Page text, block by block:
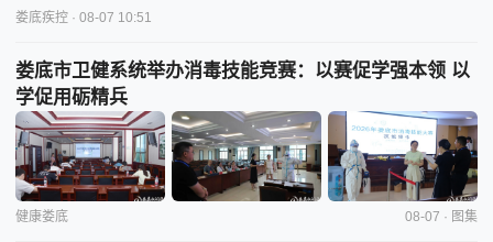
娄底疾控 · 08-07 10:51
娄底市卫健系统举办消毒技能竞赛：以赛促学强本领 以
学促用砺精兵
健康娄底 08-07 · 图集